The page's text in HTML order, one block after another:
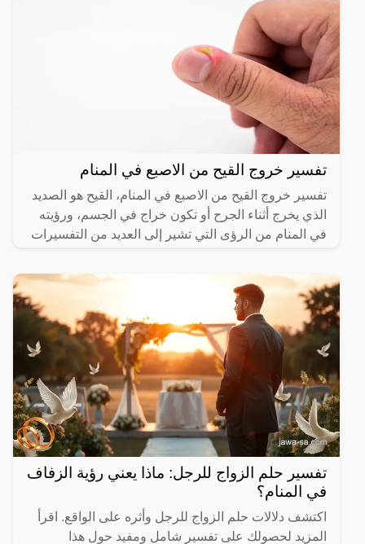
تفسير خروج القيح من الاصبع في المنام
تفسير خروج القيح من الاصبع في المنام، القيح هو الصديد
الذي يخرج أثناء الجرح أو تكون خراج في الجسم، ورؤيته
في المنام من الرؤى التي تشير إلى العديد من التفسيرات
تفسير حلم الزواج للرجل: ماذا يعني رؤية الزفاف
في المنام؟
اكتشف دلالات حلم الزواج للرجل وأثره على الواقع. اقرأ
المزيد لحصولك على تفسير شامل ومفيد حول هذا